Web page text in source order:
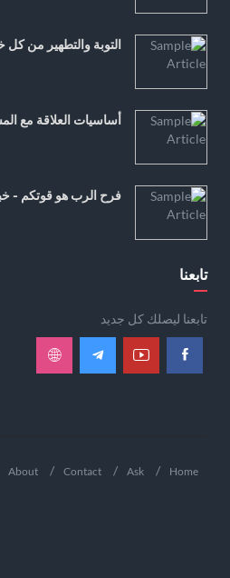
التوبة والتطهير من
أساسيات العلاقة مع
فرح الرب هو قوتكم -
تابعنا
تابعنا ليصلك كل جديد
Home
Ask
Contact
About